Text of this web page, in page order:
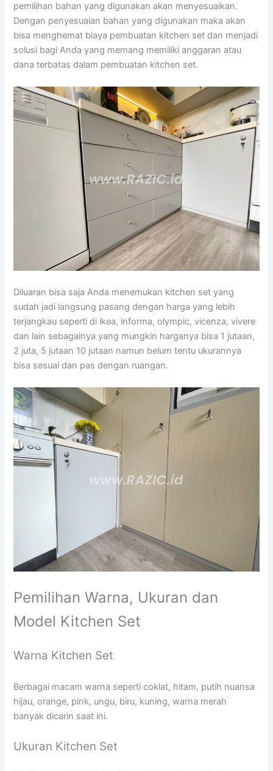
pemilihan bahan yang digunakan akan menyesuaikan.
Dengan penyesuaian bahan yang digunakan maka akan
bisa menghemat biaya pembuatan kitchen set dan menjadi
solusi bagi Anda yang memang memiliki anggaran atau
dana terbatas dalam pembuatan kitchen set.
Diluaran bisa saja Anda menemukan kitchen set yang
sudah jadi langsung pasang dengan harga yang lebih
terjangkau seperti di ikea, informa, olympic, vicenza, vivere
dan lain sebagainya yang mungkin harganya bisa 1 jutaan,
2 juta, 5 jutaan 10 jutaan namun belum tentu ukurannya
bisa sesuai dan pas dengan ruangan.
Pemilihan Warna, Ukuran dan
Model Kitchen Set
Warna Kitchen Set
Berbagai macam warna seperti coklat, hitam, putih nuansa
hijau, orange, pink, ungu, biru, kuning, warna merah
banyak dicarin saat ini.
Ukuran Kitchen Set